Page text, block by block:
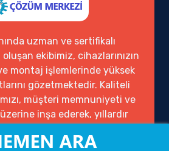
uzman ve sertifikalı
ekibimiz, cihazlarınızın
montaj işlemlerinde yüksek
gözetmektedir. Kaliteli
müşteri memnuniyeti ve
inşa ederek, yıllardır
bir çözüm ortağı olarak
vermekteyiz.